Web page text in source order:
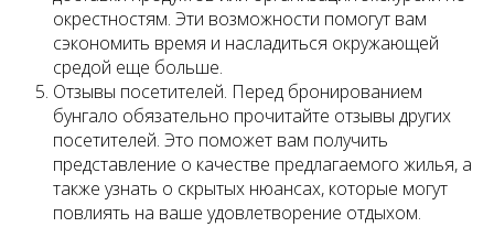
окрестностям. Эти возможности помогут вам
сэкономить время и насладиться окружающей
средой еще больше.
Отзывы посетителей. Перед бронированием
бунгало обязательно прочитайте отзывы других
посетителей. Это поможет вам получить
представление о качестве предлагаемого жилья, а
также узнать о скрытых нюансах, которые могут
повлиять на ваше удовлетворение отдыхом.